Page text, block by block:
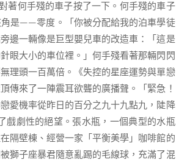
著何手殘的車子按了一下。何手殘的車子
角是——零度。「你被分配給我的泊車學徒
邊一輛像是巨型嬰兒車的改造車：「這是
眼大小的車位裡。」何手殘看著那輛閃閃
理頭一百萬倍。《失控的星座運勢與單戀
傳來了一陣震耳欲聾的廣播聲。「緊急！
愛機率從昨日的百分之九十九點九，陡降
戲劇性的絕望。張水瓶，一個典型的水瓶
隔壁棟、經營一家「平衡美學」咖啡館的
獅子座暴君隨意亂踢的毛線球，充滿了混